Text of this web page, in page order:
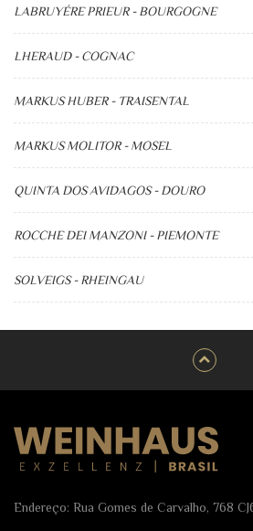
LABRUYÉRE PRIEUR - BOURGOGNE
LHERAUD - COGNAC
MARKUS HUBER - TRAISENTAL
MARKUS MOLITOR - MOSEL
QUINTA DOS AVIDAGOS - DOURO
ROCCHE DEI MANZONI - PIEMONTE
SOLVEIGS - RHEINGAU
Endereço: Rua Gomes de Carvalho, 768